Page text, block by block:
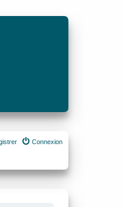
Connexion